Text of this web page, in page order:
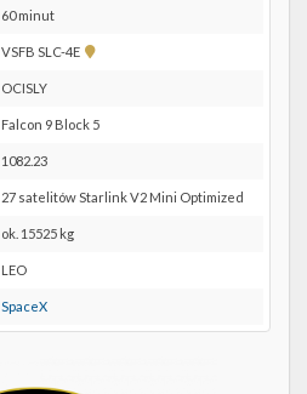
60 minut
VSFB SLC-4E
Pokaż
SLC-
Maps
OCISLY
Falcon 9 Block 5
1082.23
27 satelitów Starlink V2 Mini Optimized
ok. 15525 kg
LEO
SpaceX